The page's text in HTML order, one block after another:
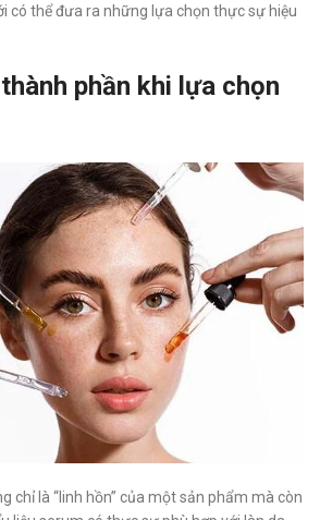
có thể đưa ra những lựa chọn thực sự hiệu
phần khi lựa chọn
chỉ là “linh hồn” của một sản phẩm mà còn